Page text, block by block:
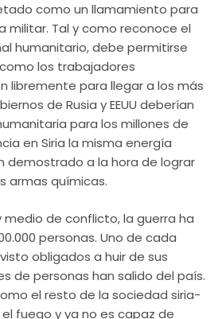
como un llamamiento para
militar. Tal y como reconoce el
humanitario, debe permitirse
los trabajadores
libremente para llegar a los más
de Rusia y EEUU deberían
para los millones de
en Siria la misma energía
demostrado a la hora de lograr
armas químicas.
medio de conflicto, la guerra ha
personas. Uno de cada
obligados a huir de sus
de personas han salido del país.
el resto de la sociedad siria-
fuego y ya no es capaz de